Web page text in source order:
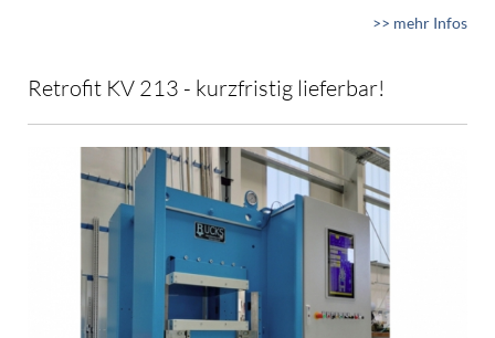
>> mehr Infos
Retrofit KV 213 - kurzfristig lieferbar!